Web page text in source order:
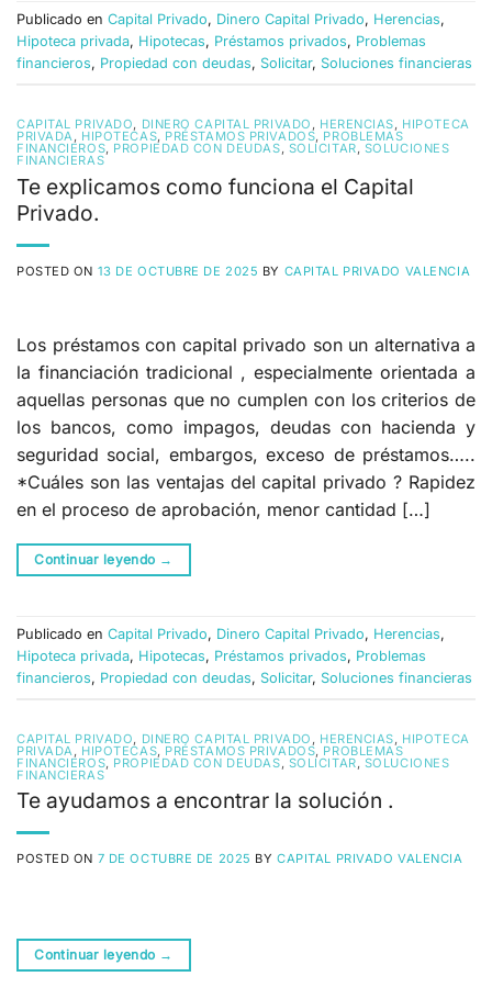
Publicado en Capital Privado, Dinero Capital Privado, Herencias,
Hipoteca privada, Hipotecas, Préstamos privados, Problemas
financieros, Propiedad con deudas, Solicitar, Soluciones financieras
CAPITAL PRIVADO, DINERO CAPITAL PRIVADO , HERENCIAS, HIPOTECA
PRIVADA, HIPOTECAS, PRÉSTAMOS PRIVADOS, PROBLEMAS
FINANCIEROS, PROPIEDAD CON DEUDAS, SOLICITAR, SOLUCIONES
FINANCIERAS
Te explicamos como funciona el Capital
Privado.
POSTED ON 13 DE OCTUBRE DE 2025 BY CAPITAL PRIVADO VALENCIA
Los préstamos con capital privado son un alternativa a
la financiación tradicional , especialmente orientada a
aquellas personas que no cumplen con los criterios de
los bancos, como impagos, deudas con hacienda y
seguridad social, embargos, exceso de préstamos…..
*Cuáles son las ventajas del capital privado ? Rapidez
en el proceso de aprobación, menor cantidad […]
Continuar leyendo →
Publicado en Capital Privado, Dinero Capital Privado, Herencias,
Hipoteca privada, Hipotecas, Préstamos privados, Problemas
financieros, Propiedad con deudas, Solicitar, Soluciones financieras
CAPITAL PRIVADO DINERO CAPITAL PRIVADO HERENCIAS HIPOTECA
PRIVADA HIPOTECAS PRÉSTAMOS PRIVADOS PROBLEMAS
FINANCIEROS PROPIEDAD CON DEUDAS SOLICITAR SOLUCIONES
FINANCIERAS
Te ayudamos a encontrar la solución .
POSTED ON 7 DE OCTUBRE DE 2025 BYCAPITAL PRIVADO VALENCIA
Continuar leyendo →